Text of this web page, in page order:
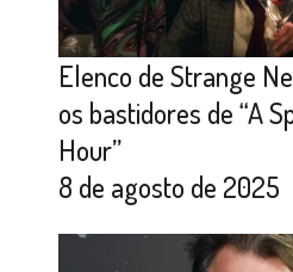
Elenco de Strange
os bastidores de “A
Hour”
8 de agosto de 2025